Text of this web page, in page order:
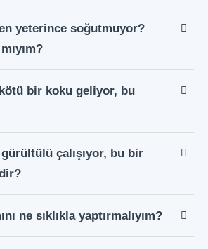
yeterince soğutmuyor?
bir koku geliyor, bu
çalışıyor, bu bir
ne sıklıkla yaptırmalıyım?